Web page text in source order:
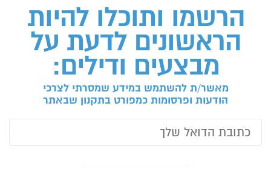
הרשמו ותוכלו להיות
הראשונים לדעת על
מבצעים ודילים:
מאשר/ת להשתמש במידע שמסרתי לצרכי
הודעות ופרסומות כמפורט בתקנון שבאתר